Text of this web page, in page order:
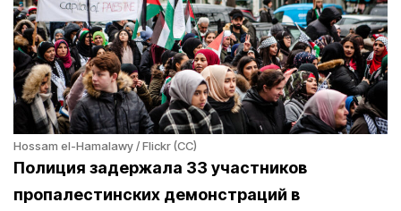
Hossam el-Hamalawy / Flickr (CC)
Полиция задержала 33 участников
пропалестинских демонстраций в